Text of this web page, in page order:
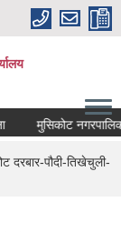
मुसिकोट नगरपालिका
दरबार-पौदी-तिखेचुली-